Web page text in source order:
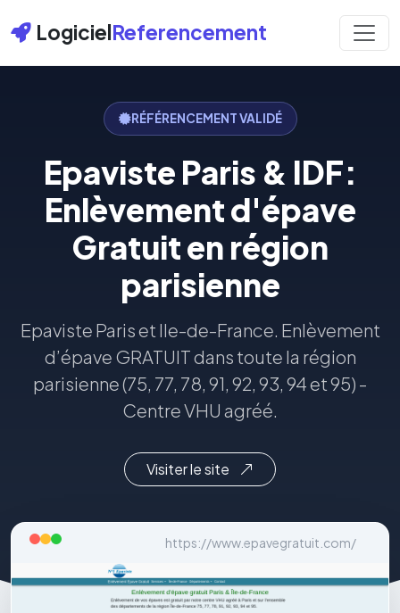
LogicielReferencement
RÉFÉRENCEMENT VALIDÉ
Epaviste Paris & IDF:
Enlèvement d'épave
Gratuit en région
parisienne
Epaviste Paris et Ile-de-France. Enlèvement
d’épave GRATUIT dans toute la région
parisienne (75, 77, 78, 91, 92, 93, 94 et 95) -
Centre VHU agréé.
Visiter le site
https://www.epavegratuit.com/